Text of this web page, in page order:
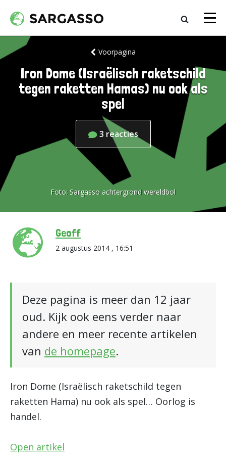
Voorpagina
Iron Dome (Israëlisch raketschild
tegen raketten Hamas) nu ook als
spel
3 reacties
Foto: Sargasso achtergrond wereldbol
Geoff
2 augustus 2014 , 16:51
Deze pagina is meer dan 12 jaar
oud. Kijk ook eens verder naar
andere en meer recente artikelen
van de homepage.
Iron Dome (Israëlisch raketschild tegen
raketten Hama) nu ook als spel… Oorlog is
handel.
Open artikel